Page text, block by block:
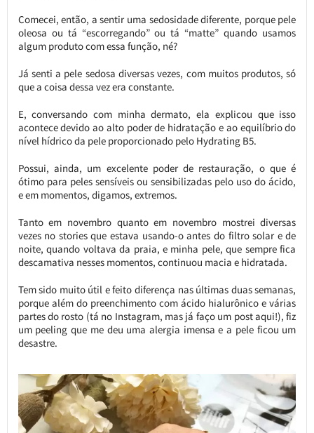
Comecei, então, a sentir uma sedosidade diferente, porque pele
oleosa ou tá “escorregando” ou tá “matte” quando usamos
algum produto com essa função, né?
Já senti a pele sedosa diversas vezes, com muitos produtos, só
que a coisa dessa vez era constante.
E, conversando com minha dermato, ela explicou que isso
acontece devido ao alto poder de hidratação e ao equilíbrio do
nível hídrico da pele proporcionado pelo Hydrating B5.
Possui, ainda, um excelente poder de restauração, o que é
ótimo para peles sensíveis ou sensibilizadas pelo uso do ácido,
e em momentos, digamos, extremos.
Tanto em novembro quanto em novembro mostrei diversas
vezes no stories que estava usando-o antes do filtro solar e de
noite, quando voltava da praia, e minha pele, que sempre fica
descamativa nesses momentos, continuou macia e hidratada.
Tem sido muito útil e feito diferença nas últimas duas semanas,
porque além do preenchimento com ácido hialurônico e várias
partes do rosto (tá no Instagram, mas já faço um post aqui!), fiz
um peeling que me deu uma alergia imensa e a pele ficou um
desastre.